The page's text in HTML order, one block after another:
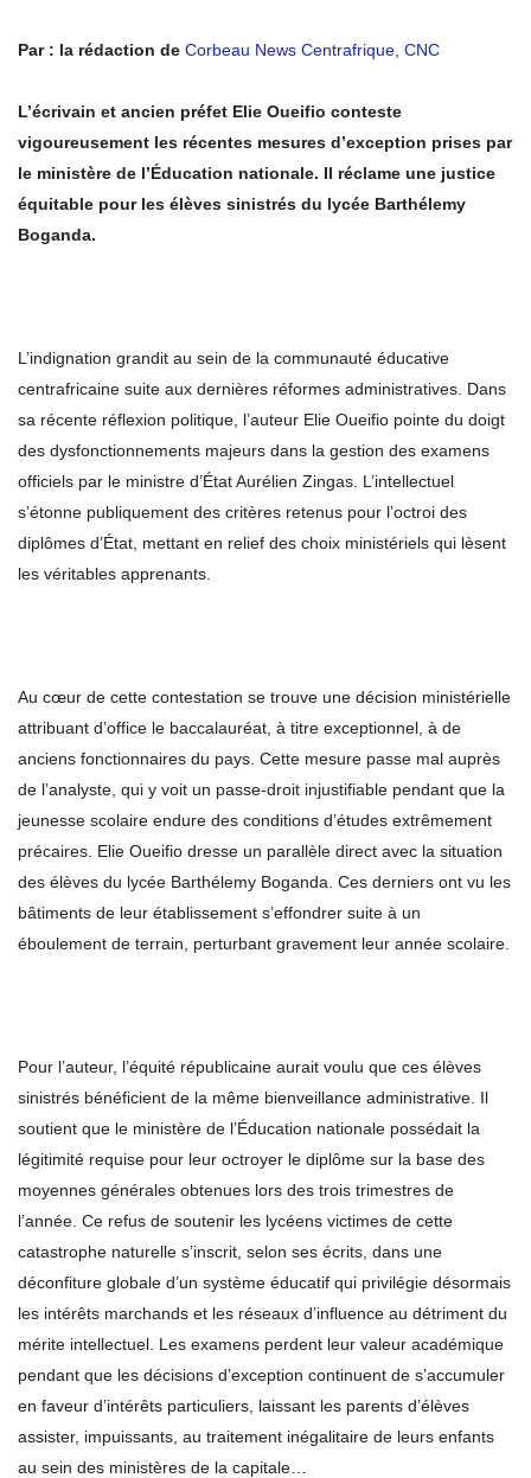
Par : la rédaction de Corbeau News Centrafrique, CNC
L’écrivain et ancien préfet Elie Oueifio conteste
vigoureusement les récentes mesures d’exception prises par
le ministère de l’Éducation nationale. Il réclame une justice
équitable pour les élèves sinistrés du lycée Barthélemy
Boganda.
L’indignation grandit au sein de la communauté éducative
centrafricaine suite aux dernières réformes administratives. Dans
sa récente réflexion politique, l’auteur Elie Oueifio pointe du doigt
des dysfonctionnements majeurs dans la gestion des examens
officiels par le ministre d’État Aurélien Zingas. L’intellectuel
s’étonne publiquement des critères retenus pour l’octroi des
diplômes d’État, mettant en relief des choix ministériels qui lèsent
les véritables apprenants.
Au cœur de cette contestation se trouve une décision ministérielle
attribuant d’office le baccalauréat, à titre exceptionnel, à de
anciens fonctionnaires du pays. Cette mesure passe mal auprès
de l’analyste, qui y voit un passe-droit injustifiable pendant que la
jeunesse scolaire endure des conditions d’études extrêmement
précaires. Elie Oueifio dresse un parallèle direct avec la situation
des élèves du lycée Barthélemy Boganda. Ces derniers ont vu les
bâtiments de leur établissement s’effondrer suite à un
éboulement de terrain, perturbant gravement leur année scolaire.
Pour l’auteur, l’équité républicaine aurait voulu que ces élèves
sinistrés bénéficient de la même bienveillance administrative. Il
soutient que le ministère de l’Éducation nationale possédait la
légitimité requise pour leur octroyer le diplôme sur la base des
moyennes générales obtenues lors des trois trimestres de
l’année. Ce refus de soutenir les lycéens victimes de cette
catastrophe naturelle s’inscrit, selon ses écrits, dans une
déconfiture globale d’un système éducatif qui privilégie désormais
les intérêts marchands et les réseaux d’influence au détriment du
mérite intellectuel. Les examens perdent leur valeur académique
pendant que les décisions d’exception continuent de s’accumuler
en faveur d’intérêts particuliers, laissant les parents d’élèves
assister, impuissants, au traitement inégalitaire de leurs enfants
au sein des ministères de la capitale…